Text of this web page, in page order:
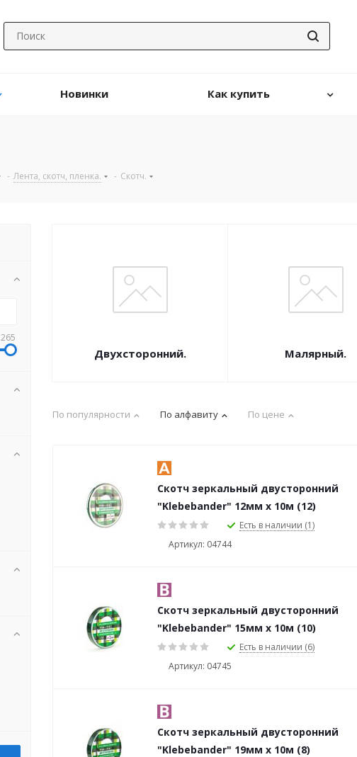
Новинки Как купить
- Лента, скотч, пленка. - Скотч.
Двухсторонний. Малярный.
По популярности По алфавиту По цене
Скотч зеркальный двусторонний
"Klebebander" 12мм х 10м (12)
Есть в наличии (1)
Артикул: 04744
Скотч зеркальный двусторонний
"Klebebander" 15мм х 10м (10)
Есть в наличии (6)
Артикул: 04745
Скотч зеркальный двусторонний
"Klebebander" 19мм х 10м (8)
265